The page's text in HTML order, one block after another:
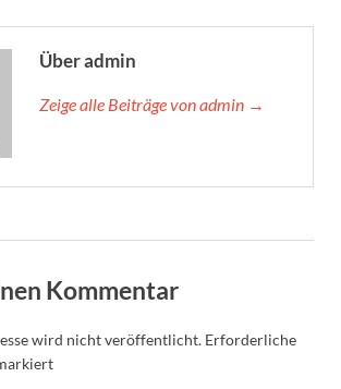
Über admin
Zeige alle Beiträge von admin →
Kommentar
wird nicht veröffentlicht. Erforderliche